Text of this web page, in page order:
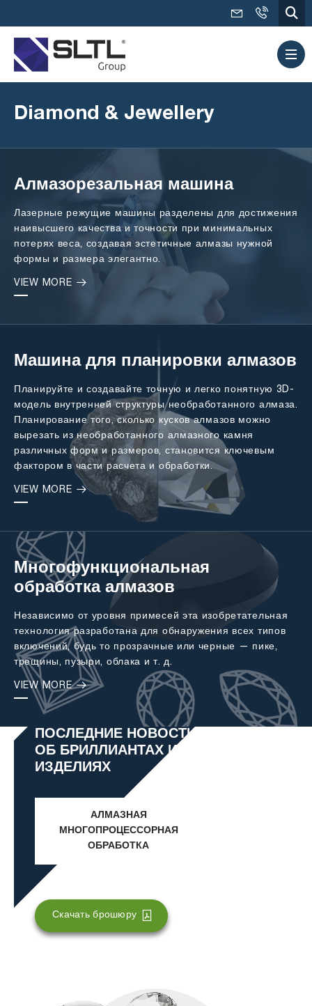
Diamond & Jewellery
Алмазорезальная машина
Лазерные режущие машины разделены для достижения
наивысшего качества и точности при минимальных
потерях веса, создавая эстетичные алмазы нужной
формы и размера элегантно.
VIEW MORE
Машина для планировки алмазов
Планируйте и создавайте точную и легко понятную 3D-
модель внутренней структуры необработанного алмаза.
Планирование того, сколько кусков алмазов можно
вырезать из необработанного алмазного камня
различных форм и размеров, становится ключевым
фактором в части расчета и обработки.
VIEW MORE
Многофункциональная
обработка алмазов
Независимо от уровня примесей эта изобретательная
технология разработана для обнаружения всех типов
включений, будь то прозрачные или черные — пике,
трещины, пузыри, облака и т. д.
VIEW MORE
ПОСЛЕДНИЕ НОВОСТИ
ОБ БРИЛЛИАНТАХ И ​​ЮВЕЛИРНЫХ
ИЗДЕЛИЯХ
АЛМАЗНАЯ
МНОГОПРОЦЕССОРНАЯ
ОБРАБОТКА
Скачать брошюру